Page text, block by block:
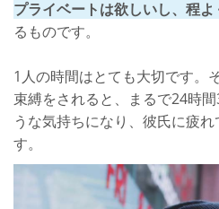
プライベートは欲しいし、程
るものです。
1人の時間はとても大切です。
束縛をされると、まるで24時
うな気持ちになり、彼氏に疲
す。